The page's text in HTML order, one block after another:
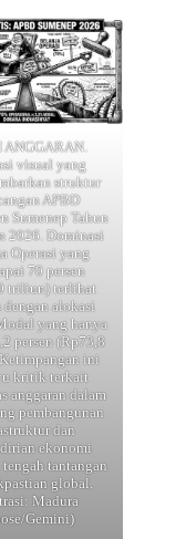
ANGGARAN.
visual yang
struktur
APBD
Sumenep Tahun
2026. Dominasi
Operasi yang
70 persen
triliun) terlihat
dengan alokasi
yang hanya
persen (Rp73,8
ini
kritik terkait
anggaran dalam
pembangunan
dan
ekonomi
tantangan
global.
Madura
Gemini)